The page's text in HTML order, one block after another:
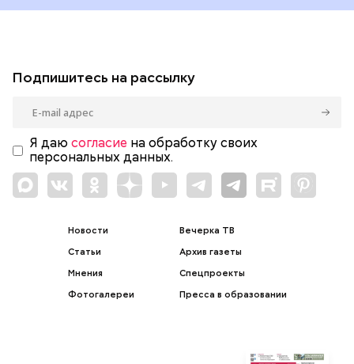
Подпишитесь на рассылку
Я даю согласие на обработку своих
персональных данных.
Новости
Статьи
Мнения
Фотогалереи
Вечерка ТВ
Архив газеты
Спецпроекты
Пресса в образовании